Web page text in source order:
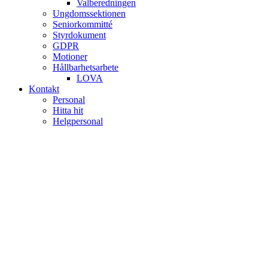
Valberedningen
Ungdomssektionen
Seniorkommitté
Styrdokument
GDPR
Motioner
Hållbarhetsarbete
LOVA
Kontakt
Personal
Hitta hit
Helgpersonal